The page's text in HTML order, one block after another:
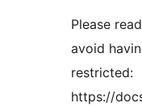
Please
avoid
restricted:
https://